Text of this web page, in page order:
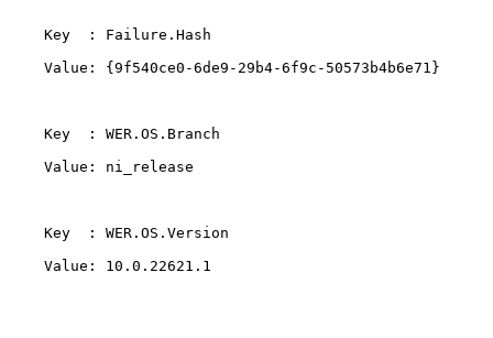
    Key  : Failure.Hash
    Value: {9f540ce0-6de9-29b4-6f9c-50573b4b6e71}
    Key  : WER.OS.Branch
    Value: ni_release
    Key  : WER.OS.Version
    Value: 10.0.22621.1